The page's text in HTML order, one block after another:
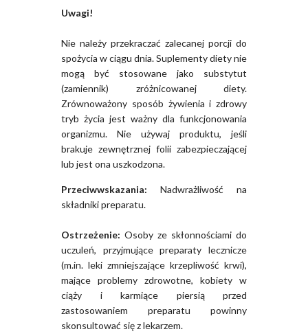
Uwagi!
Nie należy przekraczać zalecanej porcji do
spożycia w ciągu dnia. Suplementy diety nie
mogą być stosowane jako substytut
(zamiennik) zróżnicowanej diety.
Zrównoważony sposób żywienia i zdrowy
tryb życia jest ważny dla funkcjonowania
organizmu. Nie używaj produktu, jeśli
brakuje zewnętrznej folii zabezpieczającej
lub jest ona uszkodzona.
Przeciwwskazania: Nadwrażliwość na
składniki preparatu.
Ostrzeżenie: Osoby ze skłonnościami do
uczuleń, przyjmujące preparaty lecznicze
(m.in. leki zmniejszające krzepliwość krwi),
mające problemy zdrowotne, kobiety w
ciąży i karmiące piersią przed
zastosowaniem preparatu powinny
skonsultować się z lekarzem.